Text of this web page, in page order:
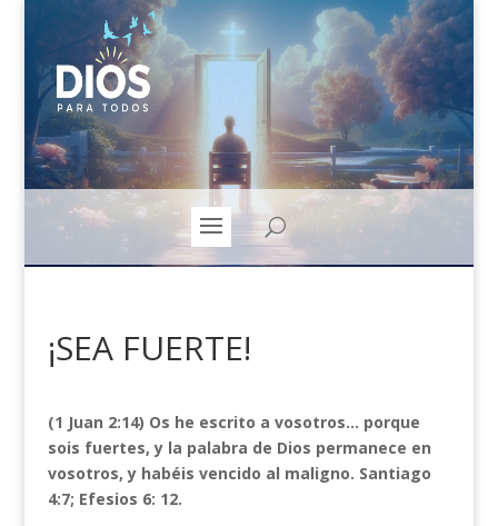
¡SEA FUERTE!
(1 Juan 2:14) Os he escrito a vosotros… porque
sois fuertes, y la palabra de Dios permanece en
vosotros, y habéis vencido al maligno. Santiago
4:7; Efesios 6: 12.